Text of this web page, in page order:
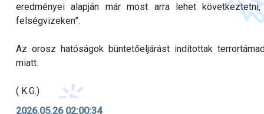
eredményei alapján már most arra lehet
felségvizeken”.
Az orosz hatóságok büntetőeljárást indítottak
miatt.
( K.G.)
2026.05.26 02:00:34